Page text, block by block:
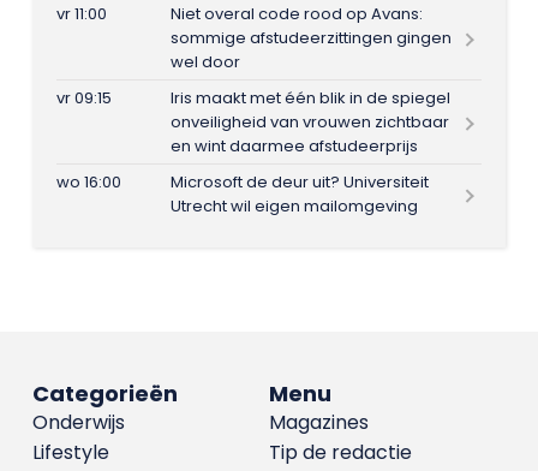
vr 11:00
Niet overal code rood op Avans:
sommige afstudeerzittingen gingen
wel door
vr 09:15
Iris maakt met één blik in de spiegel
onveiligheid van vrouwen zichtbaar
en wint daarmee afstudeerprijs
wo 16:00
Microsoft de deur uit? Universiteit
Utrecht wil eigen mailomgeving
Menu
Magazines
Tip de redactie
Categorieën
Onderwijs
Lifestyle